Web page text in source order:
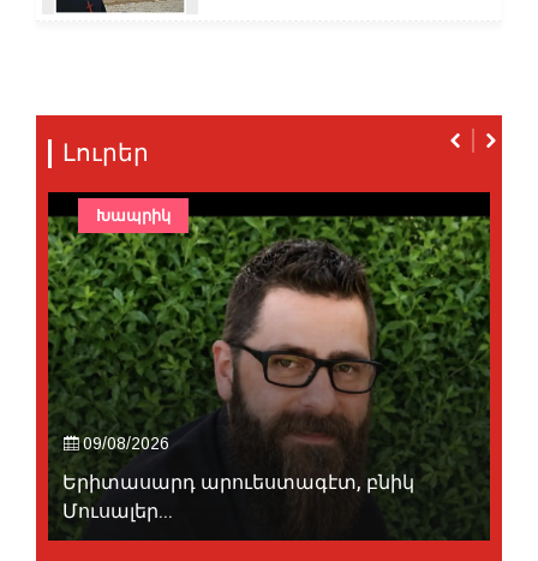
Լուրեր
09/08/2026
Երիտասարդ արուեստագէտ, բնիկ
Մուսալեր...
Խապրիկ